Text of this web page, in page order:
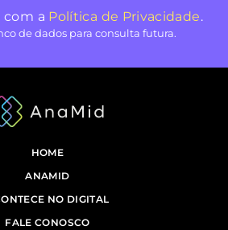
com a Política de Privacidade.
de dados para consulta futura.
HOME
ANAMID
NO DIGITAL
FALE CONOSCO